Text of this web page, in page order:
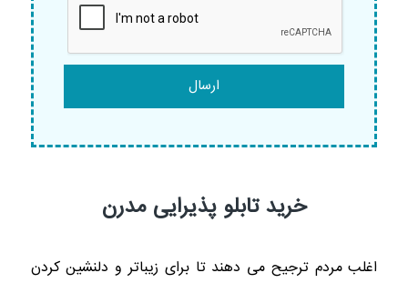
خرید تابلو پذیرایی مدرن
اغلب مردم ترجیح می دهند تا برای زیباتر و دلنشین کردن